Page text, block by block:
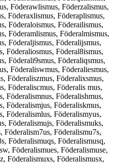
Föderawlismus, Föderzalismus,
Föderaxlismus, Föderaplismus,
Föderaloismus, Föderailismus,
Föderamlismus, Föderalmismus,
Föderaljismus, Föderalijsmus,
Föderaliosmus, Föderal8ismus,
Föderali9smus, Föderaliqsmus,
Föderaliswmus, Föderaliesmus,
Föderaliszmus, Föderalixsmus,
Föderaliscmus, Föderalis mus,
Föderalismnus, Föderalishmus,
Föderalismjus, Föderaliskmus,
Föderalismlus, Föderalismyus,
Föderalismujs, Föderalismuks,
Föderalism7us, Föderalismu7s,
Föderalismuqs, Föderalismusq,
Föderalismues, Föderalismuse,
Föderalismuxs, Föderalismusx,